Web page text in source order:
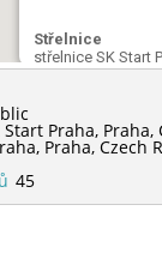
Střelnice
střelnice SK Start
Praha, Praha,
Praha,Czech
45